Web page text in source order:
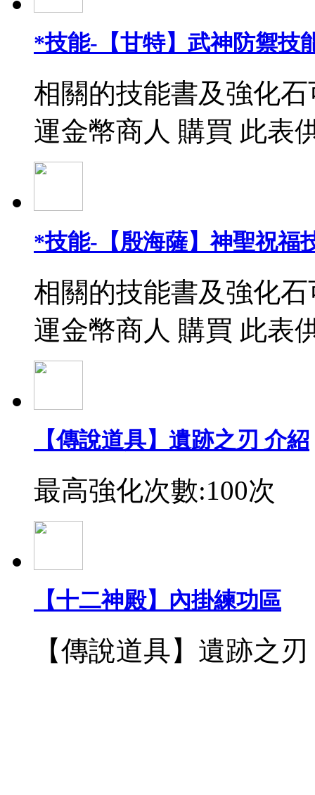
*技能-【甘特】武神防禦技
相關的技能書及強化
運金幣商人 購買 此表
*技能-【殷海薩】神聖祝福
相關的技能書及強化
運金幣商人 購買 此表
【傳說道具】遺跡之刃 介紹
最高強化次數:100次
【十二神殿】內掛練功區
【傳說道具】遺跡之